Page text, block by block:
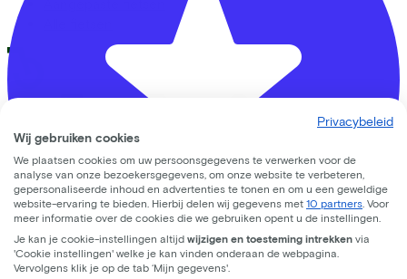
Nederlands
Back to top
© Lease a Bike. All Rights Reserved.
Privacy statement
Cookie statement
Cookie instellingen
Privacybeleid
Wij gebruiken cookies
We plaatsen cookies om uw persoonsgegevens te verwerken voor de
analyse van onze bezoekersgegevens, om onze website te verbeteren,
gepersonaliseerde inhoud en advertenties te tonen en om u een geweldige
website-ervaring te bieden. Hierbij delen wij gegevens met 10 partners . Voor
meer informatie over de cookies die we gebruiken opent u de instellingen.
Je kan je cookie-instellingen altijd wijzigen en toesteming intrekken via
'Cookie instellingen' welke je kan vinden onderaan de webpagina.
Vervolgens klik je op de tab ‘Mijn gegevens'.